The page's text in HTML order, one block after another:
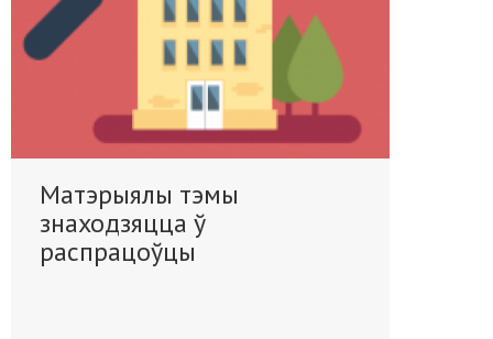
Матэрыялы тэмы
знаходзяцца ў
распрацоўцы